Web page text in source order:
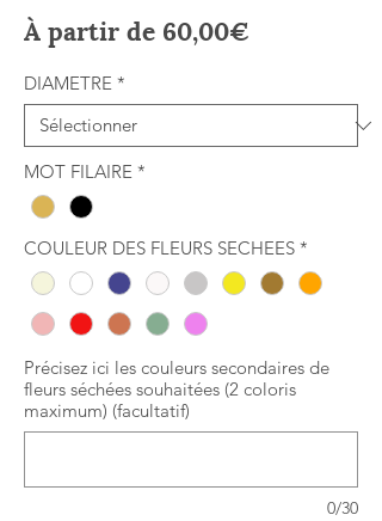
À partir de 60,00€
DIAMETRE *
MOT FILAIRE *
COULEUR DES FLEURS SECHEES *
Précisez ici les couleurs secondaires de
fleurs séchées souhaitées (2 coloris
maximum) (facultatif)
0/30